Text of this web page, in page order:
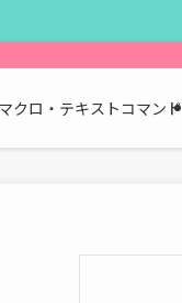
クロ・テキストコマンド